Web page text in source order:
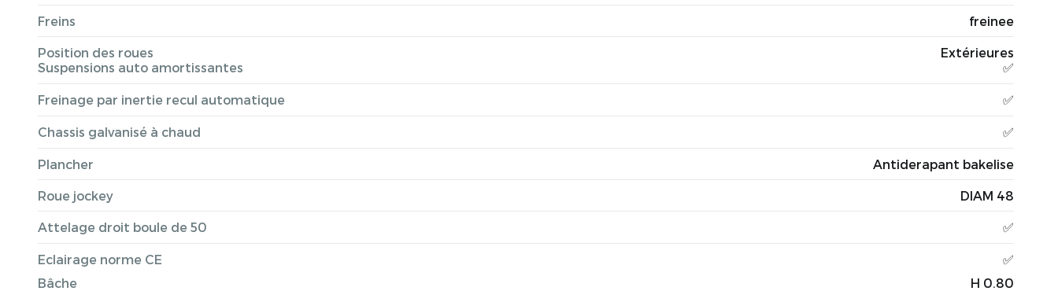
Freins freinee
Position des roues
Extérieures
Suspensions auto amortissantes
✅
Freinage par inertie recul automatique ✅
Chassis galvanisé à chaud ✅
Plancher Antiderapant bakelise
Roue jockey DIAM 48
Attelage droit boule de 50 ✅
Eclairage norme CE
✅
Bâche
H 0.80